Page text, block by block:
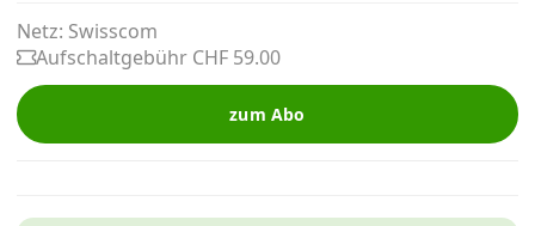
Kombi-Angebote
Netz: Swisscom
Aufschaltgebühr CHF 59.00
zum Abo